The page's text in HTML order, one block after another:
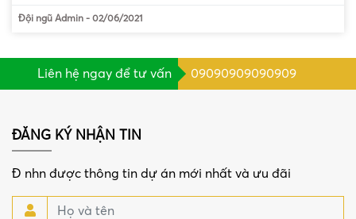
Đội ngũ Admin - 02/06/2021
Liên hệ ngay để tư vấn 09090909090909
ĐĂNG KÝ NHẬN TIN
Đ nhn được thông tin dự án mới nhất và ưu đãi